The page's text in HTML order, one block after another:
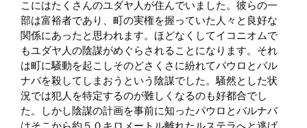
こにはたくさんのユダヤ人が住んでいました。彼らの一
部は富裕者であり、町の実権を握っていた人々と良好な
関係にあったと思われます。ほどなくしてイコニオムで
もユダヤ人の陰謀がめぐらされることになります。それ
は町に騒動を起こしそのどさくさに紛れてパウロとバル
ナバを殺してしまおうという陰謀でした。騒然とした状
況では犯人を特定するのが難しくなるのも好都合でし
た。しかし陰謀の計画を事前に知ったパウロとバルナバ
はそこから約５０キロメートル離れたルステラへと逃げ